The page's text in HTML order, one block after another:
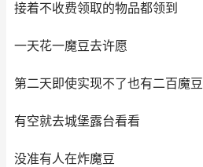
接着不收费领取的物品都领到
一天花一魔豆去许愿
第二天即使实现不了也有二百魔豆
有空就去城堡露台看看
没准有人在炸魔豆